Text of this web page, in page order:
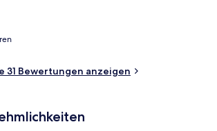
31 Bewertungen anzeigen